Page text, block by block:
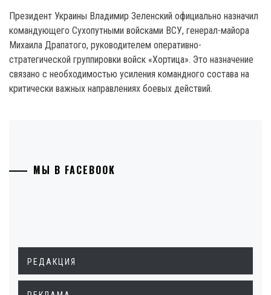
Президент Украины Владимир Зеленский официально назначил
командующего Сухопутными войсками ВСУ, генерал-майора
Михаила Драпатого, руководителем оперативно-
стратегической группировки войск «Хортица». Это назначение
связано с необходимостью усиления командного состава на
критически важных направлениях боевых действий.
МЫ В FACEBOOK
РЕДАКЦИЯ